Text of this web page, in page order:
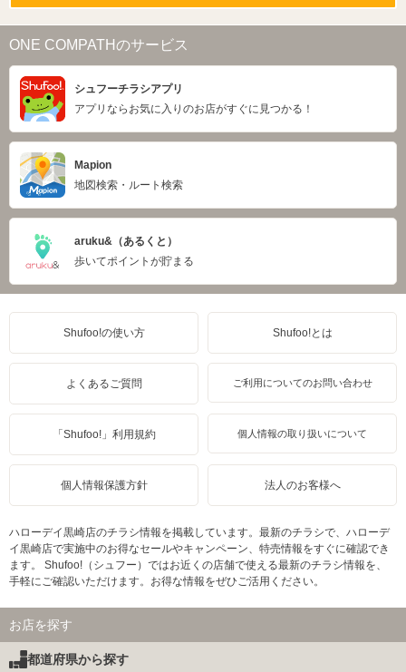
ONE COMPATHのサービス
シュフーチラシアプリ
アプリならお気に入りのお店がすぐに見つかる！
Mapion
地図検索・ルート検索
aruku&（あるくと）
歩いてポイントが貯まる
Shufoo!の使い方 Shufoo!とは
よくあるご質問 ご利用についてのお問い合わせ
「Shufoo!」利用規約 個人情報の取り扱いについて
個人情報保護方針 法人のお客様へ
ハローデイ黒崎店のチラシ情報を掲載しています。最新のチラシで、ハローデ
イ黒崎店で実施中のお得なセールやキャンペーン、特売情報をすぐに確認でき
ます。 Shufoo!（シュフー）ではお近くの店舗で使える最新のチラシ情報を、
手軽にご確認いただけます。お得な情報をぜひご活用ください。
お店を探す
都道府県から探す